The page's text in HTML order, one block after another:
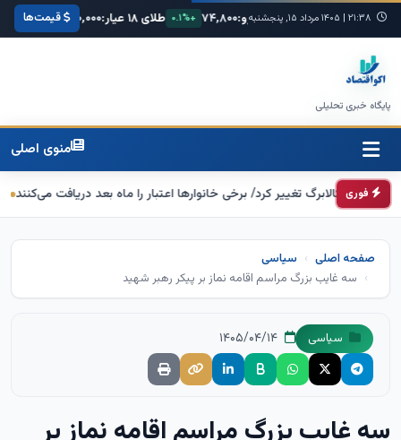
۲۱:۳۸ | ۱۴۰۵ مرداد ۱۵, پنجشنبه۶۸,۴۲۰ +۰.۳% یورو:۷۴,۸۰۰ +۰.۱% طلای ۱۸ عیار: ۳,۸۵۰,۰۰۰ سکه
قیمت‌ها
پایگاه خبری تحلیلی
منوی اصلی
فوری
کالابرگ تغییر کرد/ برخی خانوارها اعتبار را ماه بعد دریافت می‌کنند تکذیب اعمال ضریب ۲.۷ برای
صفحه اصلی
سیاسی
سه غایب بزرگ مراسم اقامه نماز بر پیکر رهبر شهید
سیاسی
سه غایب بزرگ مراسم اقامه نماز بر